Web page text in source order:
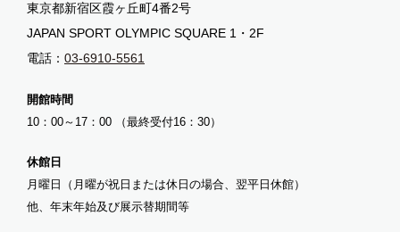
東京都新宿区霞ヶ丘町4番2号
JAPAN SPORT OLYMPIC SQUARE 1・2F
電話： 03-6910-5561
開館時間
10：00～17：00 （最終受付16：30）
休館日
月曜日（月曜が祝日または休日の場合、翌平日休館）
他、年末年始及び展示替期間等